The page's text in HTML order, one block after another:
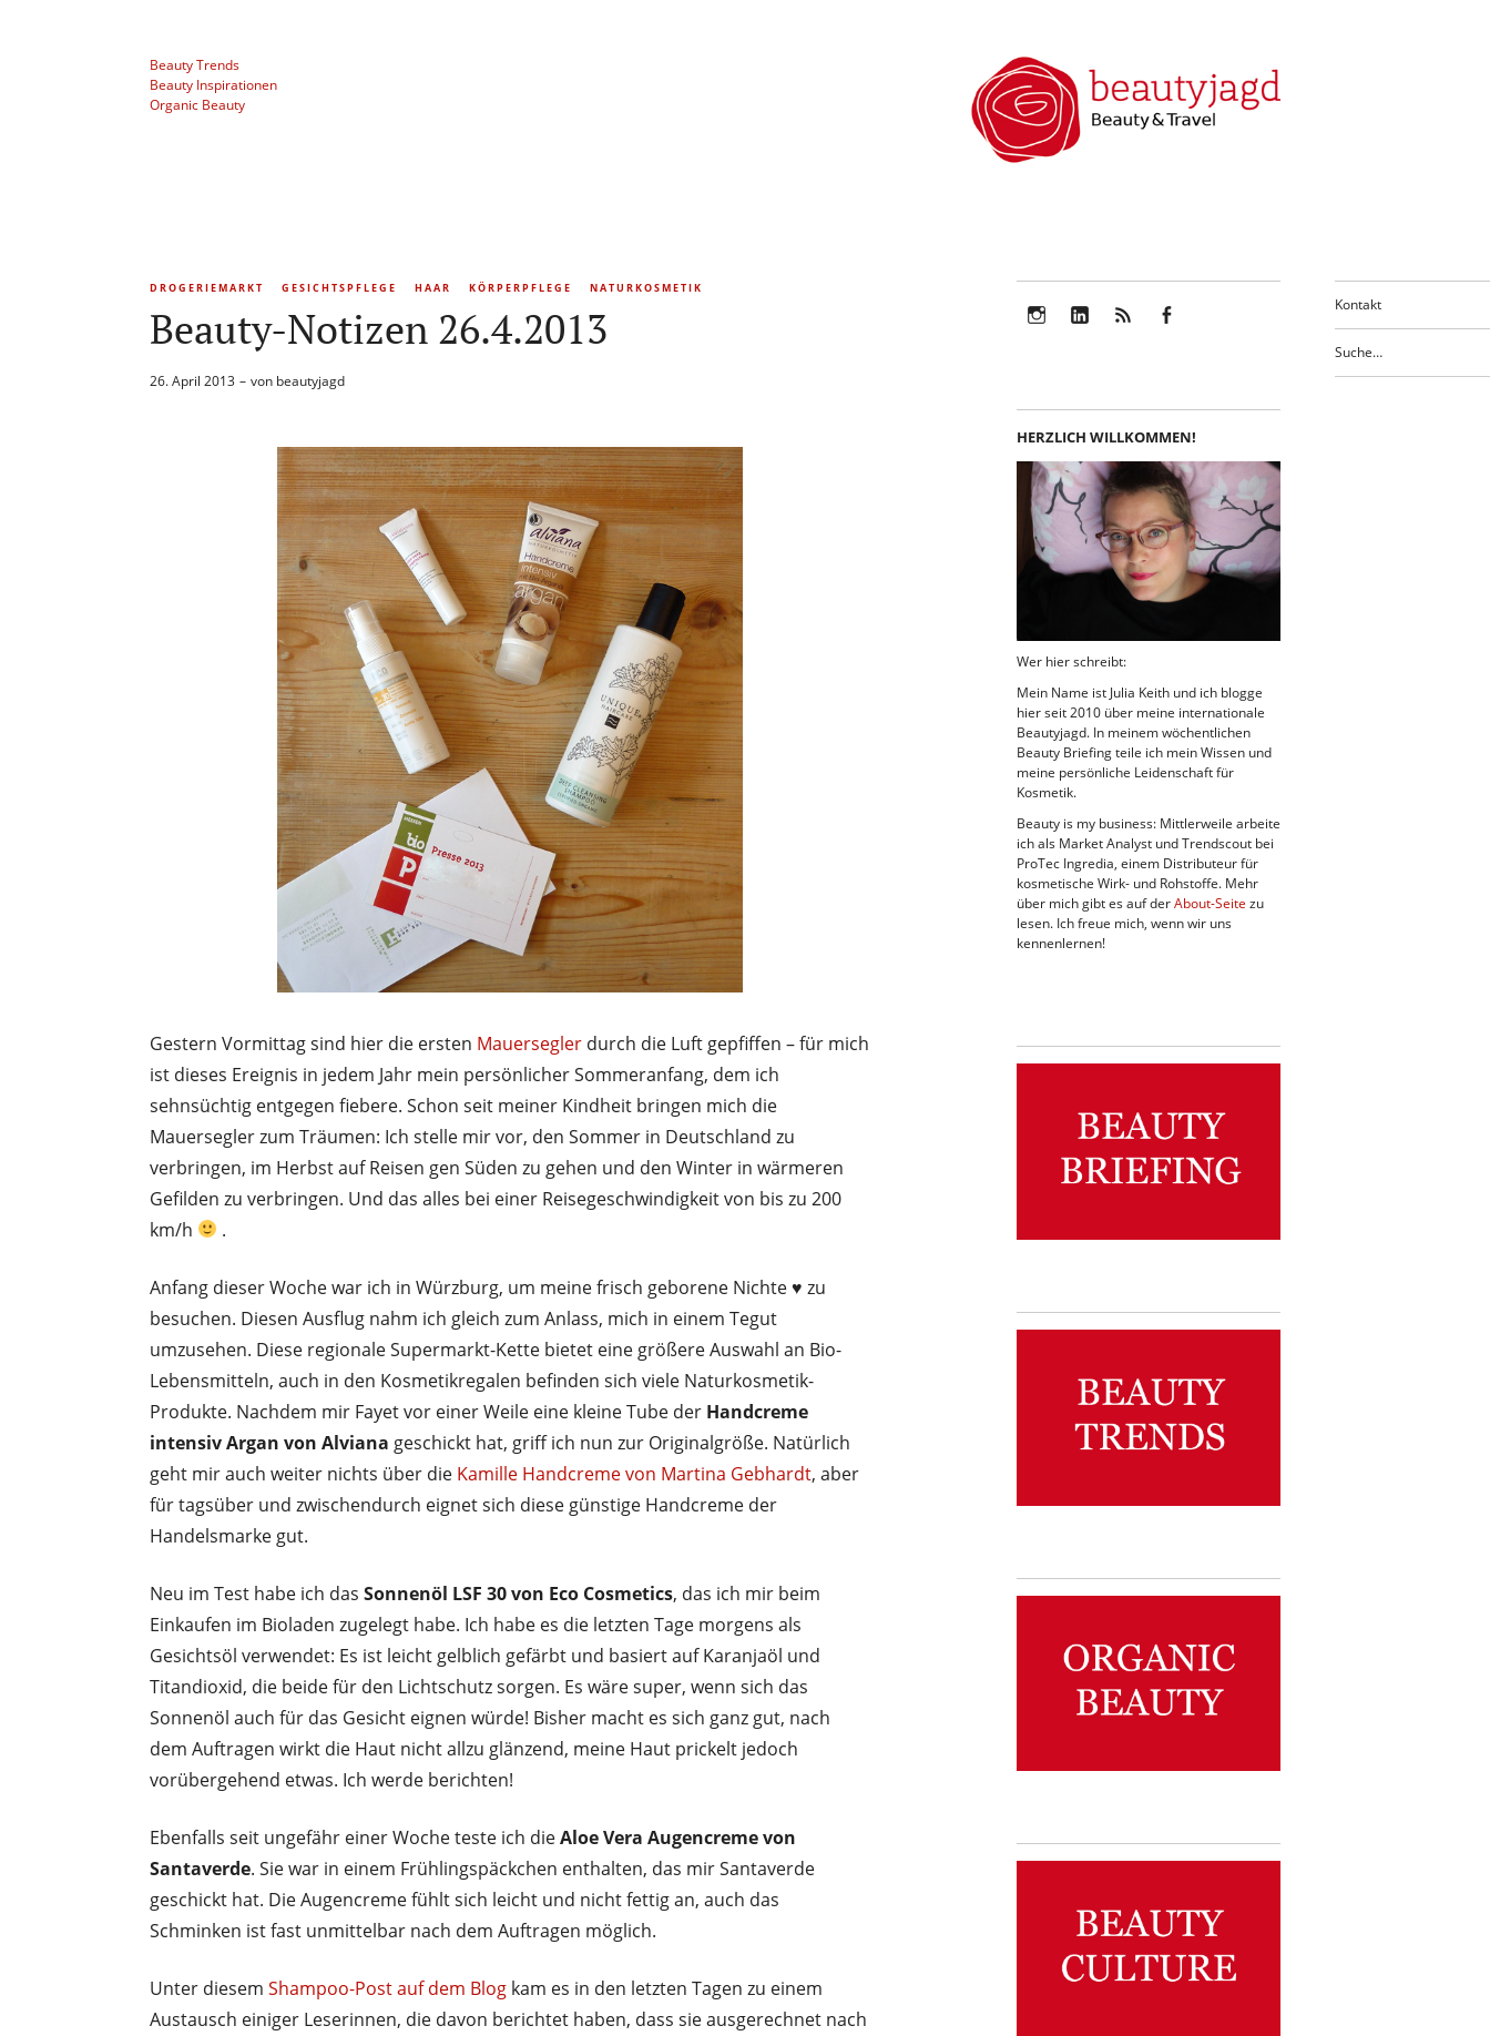
Kontakt
Beauty Trends
Beauty Inspirationen
Organic Beauty
DROGERIEMARKT GESICHTSPFLEGE HAAR KÖRPERPFLEGE NATURKOSMETIK
Beauty-Notizen 26.4.2013
26. April 2013 von beautyjagd
Gestern Vormittag sind hier die ersten Mauersegler durch die Luft gepfiffen – für mich
ist dieses Ereignis in jedem Jahr mein persönlicher Sommeranfang, dem ich
sehnsüchtig entgegen fiebere. Schon seit meiner Kindheit bringen mich die
Mauersegler zum Träumen: Ich stelle mir vor, den Sommer in Deutschland zu
verbringen, im Herbst auf Reisen gen Süden zu gehen und den Winter in wärmeren
Gefilden zu verbringen. Und das alles bei einer Reisegeschwindigkeit von bis zu 200
km/h
.
Anfang dieser Woche war ich in Würzburg, um meine frisch geborene Nichte ♥ zu
besuchen. Diesen Ausflug nahm ich gleich zum Anlass, mich in einem Tegut
umzusehen. Diese regionale Supermarkt-Kette bietet eine größere Auswahl an Bio-
Lebensmitteln, auch in den Kosmetikregalen befinden sich viele Naturkosmetik-
Produkte. Nachdem mir Fayet vor einer Weile eine kleine Tube der Handcreme
intensiv Argan von Alviana geschickt hat, griff ich nun zur Originalgröße. Natürlich
geht mir auch weiter nichts über die Kamille Handcreme von Martina Gebhardt, aber
für tagsüber und zwischendurch eignet sich diese günstige Handcreme der
Handelsmarke gut.
Neu im Test habe ich das Sonnenöl LSF 30 von Eco Cosmetics, das ich mir beim
Einkaufen im Bioladen zugelegt habe. Ich habe es die letzten Tage morgens als
Gesichtsöl verwendet: Es ist leicht gelblich gefärbt und basiert auf Karanjaöl und
Titandioxid, die beide für den Lichtschutz sorgen. Es wäre super, wenn sich das
Sonnenöl auch für das Gesicht eignen würde! Bisher macht es sich ganz gut, nach
dem Auftragen wirkt die Haut nicht allzu glänzend, meine Haut prickelt jedoch
vorübergehend etwas. Ich werde berichten!
Ebenfalls seit ungefähr einer Woche teste ich dieAloe Vera Augencreme von
Santaverde. Sie war in einem Frühlingspäckchen enthalten, das mir Santaverde
geschickt hat. Die Augencreme fühlt sich leicht und nicht fettig an, auch das
Schminken ist fast unmittelbar nach dem Auftragen möglich.
Unter diesem Shampoo-Post auf dem Blog kam es in den letzten Tagen zu einem
Austausch einiger Leserinnen, die davon berichtet haben, dass sie ausgerechnet nach
HERZLICH WILLKOMMEN!
Wer hier schreibt:
Mein Name ist Julia Keith und ich blogge
hier seit 2010 über meine internationale
Beautyjagd. In meinem wöchentlichen
Beauty Briefing teile ich mein Wissen und
meine persönliche Leidenschaft für
Kosmetik.
Beauty is my business: Mittlerweile arbeite
ich als Market Analyst und Trendscout bei
ProTec Ingredia, einem Distributeur für
kosmetische Wirk- und Rohstoffe. Mehr
über mich gibt es auf derAbout-Seite zu
lesen. Ich freue mich, wenn wir uns
kennenlernen!